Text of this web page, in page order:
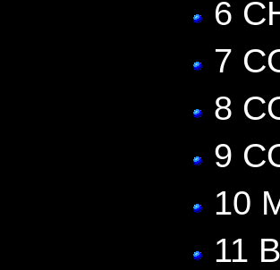
6
7
8
9
10
11